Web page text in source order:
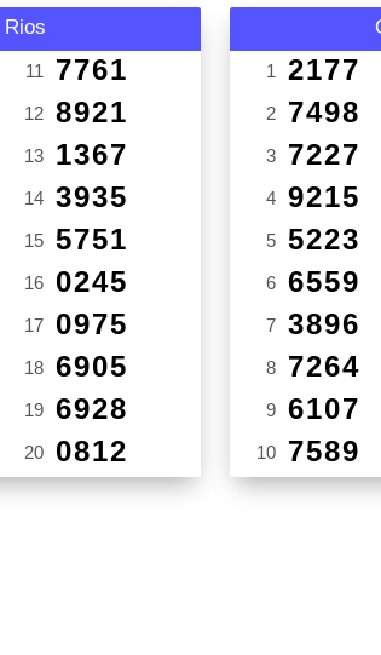
Rios
11 7761
12 8921
13 1367
14 3935
15 5751
16 0245
17 0975
18 6905
19 6928
20 0812
1 2177
2 7498
3 7227
4 9215
5 5223
6 6559
7 3896
8 7264
9 6107
10 7589